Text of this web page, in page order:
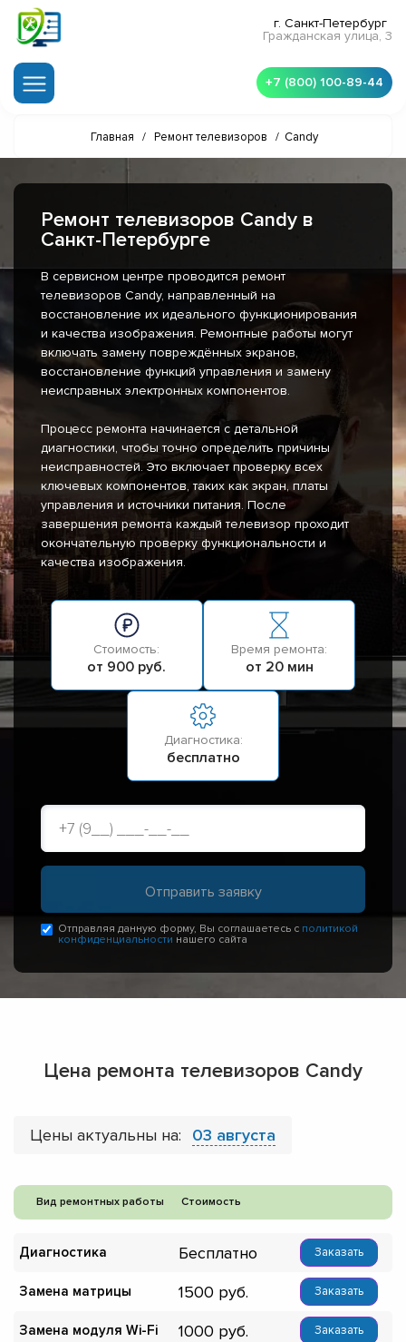
г. Санкт-Петербург
Гражданская улица, 3
+7 (800) 100-89-44
Главная / Ремонт телевизоров / Candy
Ремонт телевизоров Candy в
Санкт-Петербурге
В сервисном центре проводится ремонт
телевизоров Candy, направленный на
восстановление их идеального функционирования
и качества изображения. Ремонтные работы могут
включать замену повреждённых экранов,
восстановление функций управления и замену
неисправных электронных компонентов.
Процесс ремонта начинается с детальной
диагностики, чтобы точно определить причины
неисправностей. Это включает проверку всех
ключевых компонентов, таких как экран, платы
управления и источники питания. После
завершения ремонта каждый телевизор проходит
окончательную проверку функциональности и
качества изображения.
Стоимость:
от 900 руб.
Время ремонта:
от 20 мин
Диагностика:
бесплатно
Отправляя данную форму, Вы соглашаетесь с политикой
конфиденциальности нашего сайта
Цена ремонта телевизоров Candy
Цены актуальны на: 03 августа
Вид ремонтных работы Стоимость
Диагностика Бесплатно Заказать
Замена матрицы 1500 Заказать
Замена модуля Wi-Fi 1000 Заказать